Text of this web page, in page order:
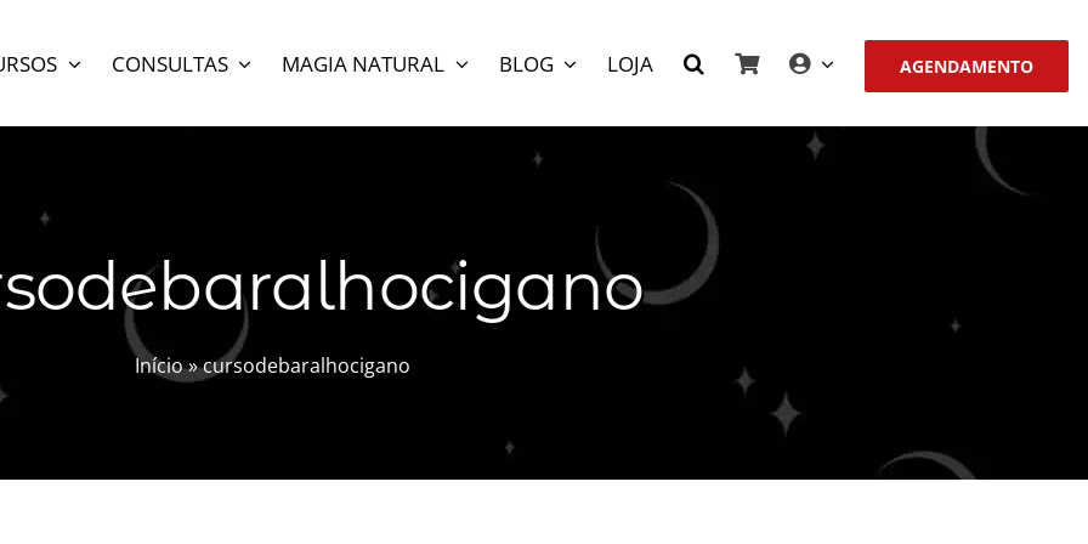
CONSULTAS MAGIA NATURAL BLOG LOJA AGENDAMENTO
Início»cursodebaralhocigano